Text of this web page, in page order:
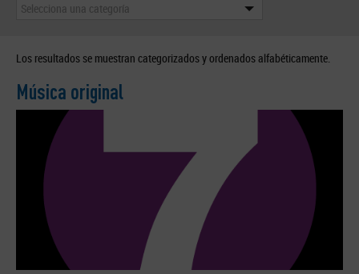
Selecciona una categoría
Los resultados se muestran categorizados y ordenados alfabéticamente.
Música original